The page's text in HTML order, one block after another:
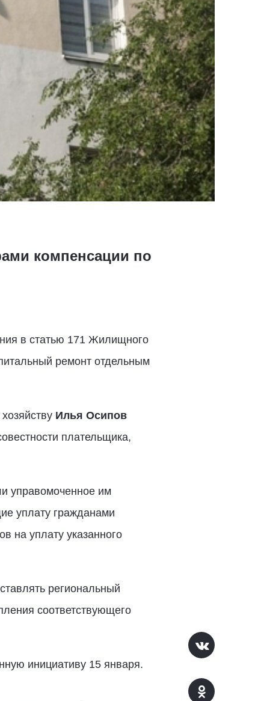
компенсации по
в статью 171 Жилищного
ремонт отдельным
Илья Осипов
плательщика,
управомоченное им
уплату гражданами
на уплату указанного
региональный
соответствующего
инициативу 15 января.